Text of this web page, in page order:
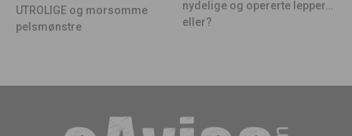
UTROLIGE og morsomme
pelsmønstre
nydelige og opererte lepper…
eller?